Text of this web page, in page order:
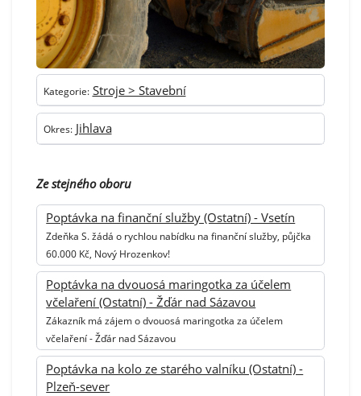
Kategorie: Stroje > Stavební
Okres: Jihlava
Ze stejného oboru
Poptávka na finanční služby (Ostatní) - Vsetín
Zdeňka S. žádá o rychlou nabídku na finanční služby, půjčka
60.000 Kč, Nový Hrozenkov!
Poptávka na dvouosá maringotka za účelem
včelaření (Ostatní) - Žďár nad Sázavou
Zákazník má zájem o dvouosá maringotka za účelem
včelaření - Žďár nad Sázavou
Poptávka na kolo ze starého valníku (Ostatní) -
Plzeň-sever